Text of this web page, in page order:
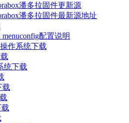
潘多拉固件更新源
潘多拉固件最新源地址
menuconfig配置说明
作系统下载
统下载
载